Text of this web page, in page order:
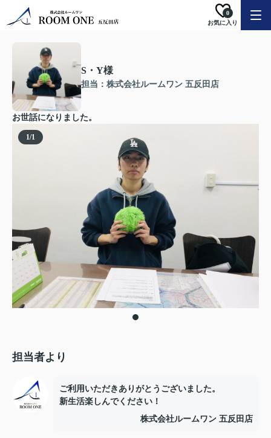
お気に入り
0
S・Y様
担当：株式会社ルームワン 五反田店
お世話になりました。
1/1
担当者より
ご利用いただきありがとうございました。
新生活楽しんでください！
株式会社ルームワン 五反田店